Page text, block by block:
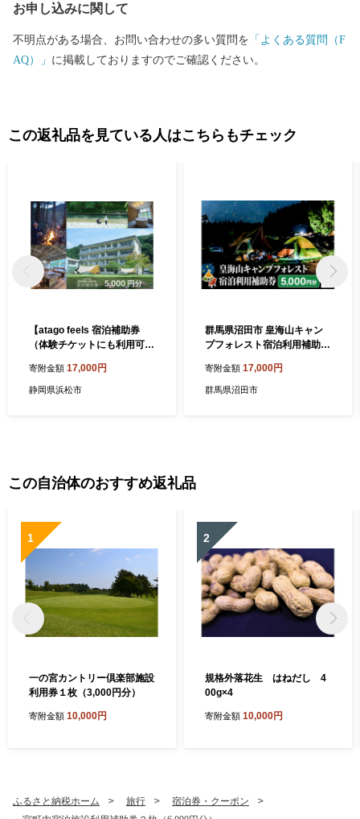
お申し込みに関して
不明点がある場合、お問い合わせの多い質問を 「よくある質問（F
AQ）」 に掲載しておりますのでご確認ください。
この返礼品を見ている人はこちらもチェック
【atago feels 宿泊補助券
（体験チケットにも利用可）
岡 浜松市
寄附金額 17,000円
静岡県浜松市
群馬県沼田市 皇海山キャン
プフォレスト宿泊利用補助券
寄附金額 17,000円
群馬県沼田市
この自治体のおすすめ返礼品
1
一の宮カントリー倶楽部施設
利用券１枚（3,000円分）
寄附金額 10,000円
2
規格外落花生 はねだし 4
00g×4
寄附金額 10,000円
ふるさと納税ホーム 旅行
宿泊券・クーポン